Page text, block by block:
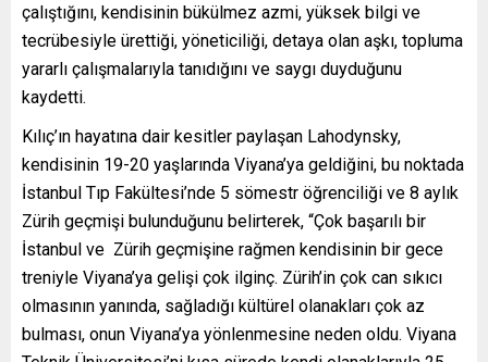
çalıştığını, kendisinin bükülmez azmi, yüksek bilgi ve
tecrübesiyle ürettiği, yöneticiliği, detaya olan aşkı, topluma
yararlı çalışmalarıyla tanıdığını ve saygı duyduğunu
kaydetti.
Kılıç’ın hayatına dair kesitler paylaşan Lahodynsky,
kendisinin 19-20 yaşlarında Viyana’ya geldiğini, bu noktada
İstanbul Tıp Fakültesi’nde 5 sömestr öğrenciliği ve 8 aylık
Zürih geçmişi bulunduğunu belirterek, “Çok başarılı bir
İstanbul ve Zürih geçmişine rağmen kendisinin bir gece
treniyle Viyana’ya gelişi çok ilginç. Zürih’in çok can sıkıcı
olmasının yanında, sağladığı kültürel olanakları çok az
bulması, onun Viyana’ya yönlenmesine neden oldu. Viyana